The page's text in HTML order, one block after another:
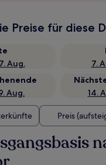
Preise für diese
Aug.
7.
Aug.
14.
Preis